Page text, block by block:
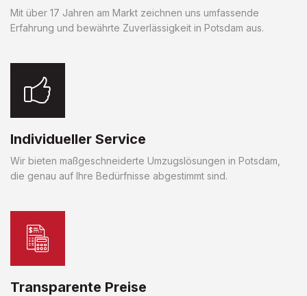
Mit über 17 Jahren am Markt zeichnen uns umfassende
Erfahrung und bewährte Zuverlässigkeit in Potsdam aus.
Individueller Service
Wir bieten maßgeschneiderte Umzugslösungen in Potsdam,
die genau auf Ihre Bedürfnisse abgestimmt sind.
Transparente Preise